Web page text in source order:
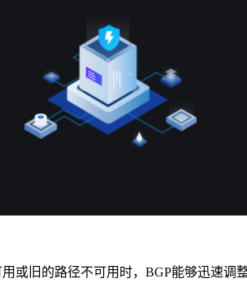
旧的路径不可用时，BGP能够迅速调整